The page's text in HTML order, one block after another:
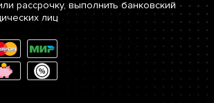
рассрочку, выполнить банковский
лиц